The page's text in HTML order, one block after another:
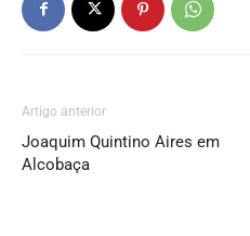
Artigo anterior
Joaquim Quintino Aires em
Alcobaça